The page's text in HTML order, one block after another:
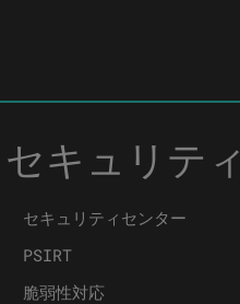
セキュリティ
セキュリティセンター
PSIRT
脆弱性対応